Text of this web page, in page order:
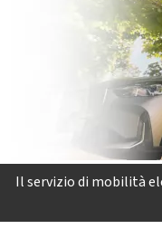
Il servizio di mobilità